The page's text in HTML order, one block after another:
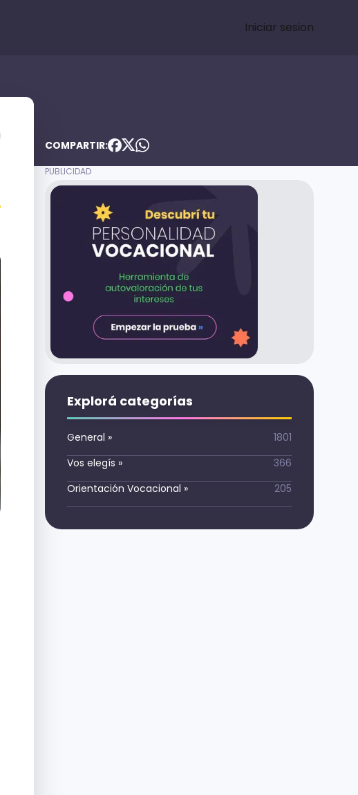
Iniciar sesion
COMPARTIR:
Explorá categorías
General »
1801
Vos elegís »
366
Orientación Vocacional » 205